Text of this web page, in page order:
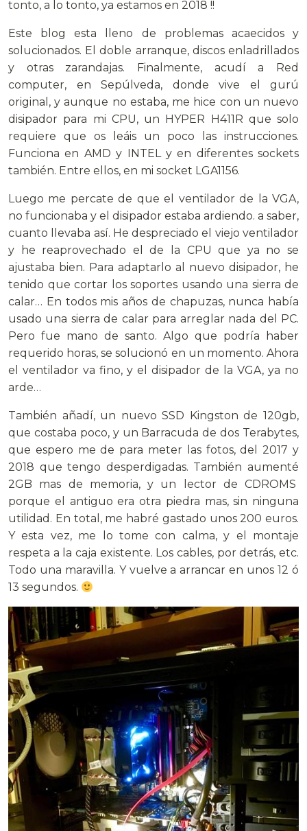
tonto, a lo tonto, ya estamos en 2018 !!
Este blog esta lleno de problemas acaecidos y
solucionados. El doble arranque, discos enladrillados
y otras zarandajas. Finalmente, acudí a Red
computer, en Sepúlveda, donde vive el gurú
original, y aunque no estaba, me hice con un nuevo
disipador para mi CPU, un HYPER H411R que solo
requiere que os leáis un poco las instrucciones.
Funciona en AMD y INTEL y en diferentes sockets
también. Entre ellos, en mi socket LGA1156.
Luego me percate de que el ventilador de la VGA,
no funcionaba y el disipador estaba ardiendo. a saber,
cuanto llevaba así. He despreciado el viejo ventilador
y he reaprovechado el de la CPU que ya no se
ajustaba bien. Para adaptarlo al nuevo disipador, he
tenido que cortar los soportes usando una sierra de
calar… En todos mis años de chapuzas, nunca había
usado una sierra de calar para arreglar nada del PC.
Pero fue mano de santo. Algo que podría haber
requerido horas, se solucionó en un momento. Ahora
el ventilador va fino, y el disipador de la VGA, ya no
arde…
También añadí, un nuevo SSD Kingston de 120gb,
que costaba poco, y un Barracuda de dos Terabytes,
que espero me de para meter las fotos, del 2017 y
2018 que tengo desperdigadas. También aumenté
2GB mas de memoria, y un lector de CDROMS
porque el antiguo era otra piedra mas, sin ninguna
utilidad. En total, me habré gastado unos 200 euros.
Y esta vez, me lo tome con calma, y el montaje
respeta a la caja existente. Los cables, por detrás, etc.
Todo una maravilla. Y vuelve a arrancar en unos 12 ó
13 segundos.